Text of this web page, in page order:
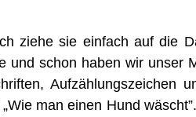
zie­he sie ein­fach auf die
und schon haben wir unser
Auf­zäh­lungs­zei­chen
man einen Hund